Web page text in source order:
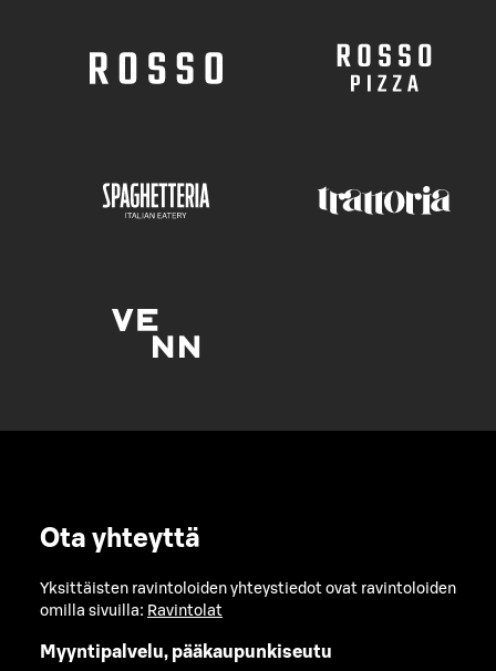
Ota yhteyttä
Yksittäisten ravintoloiden yhteystiedot ovat ravintoloiden
omilla sivuilla: Ravintolat
Myyntipalvelu, pääkaupunkiseutu